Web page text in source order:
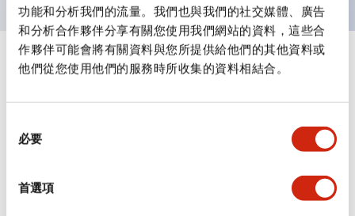
功能和分析我們的流量。我們也與我們的社交媒體、廣告
和分析合作夥伴分享有關您使用我們網站的資料，這些合
作夥伴可能會將有關資料與您所提供給他們的其他資料或
他們從您使用他們的服務時所收集的資料相結合。
必要
首選項
規格
審美規範
環境規範
功能規格